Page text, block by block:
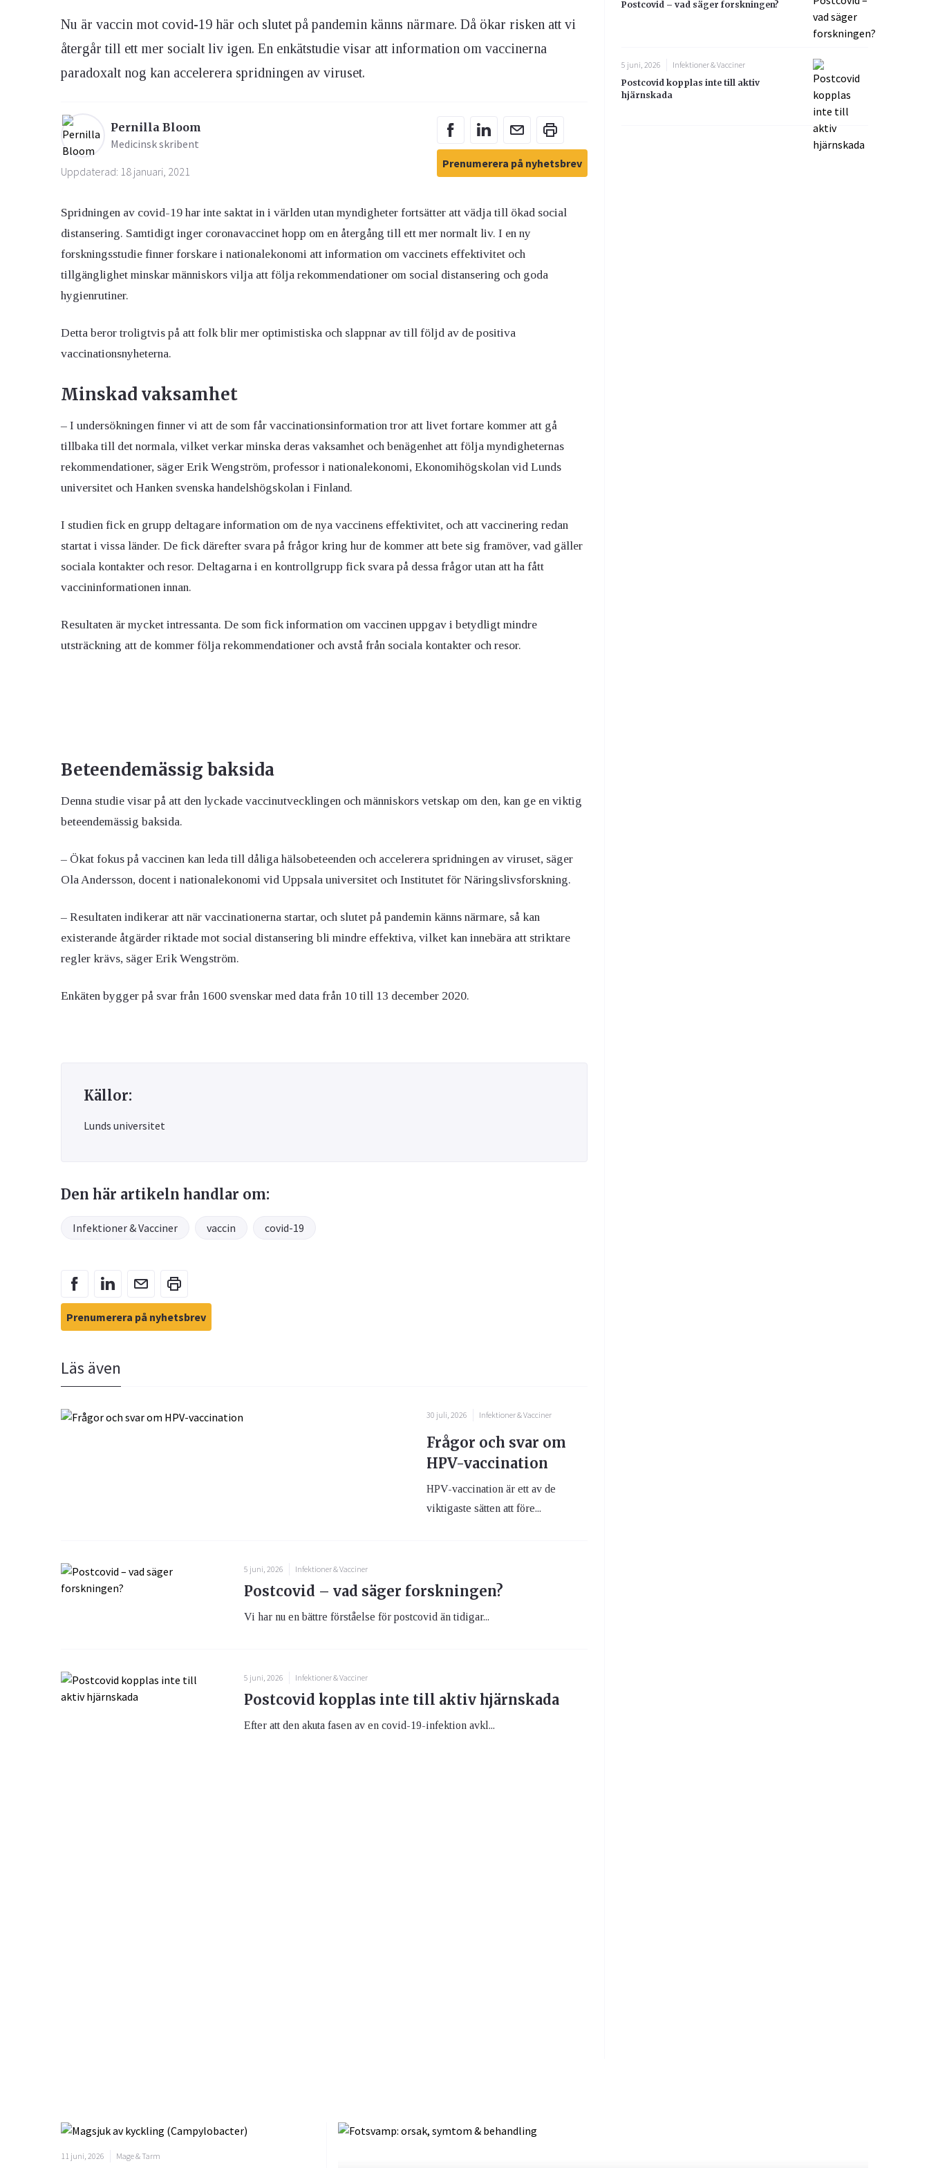
Ögon & Öron
Nu är vaccin mot covid-19 här och slutet på pandemin känns närmare. Då ökar risken att vi
återgår till ett mer socialt liv igen. En enkätstudie visar att information om vaccinerna
paradoxalt nog kan accelerera spridningen av viruset.
Pernilla Bloom
Medicinsk skribent
Uppdaterad: 18 januari, 2021
Prenumerera på nyhetsbrev
Spridningen av covid-19 har inte saktat in i världen utan myndigheter fortsätter att vädja till ökad social
distansering. Samtidigt inger coronavaccinet hopp om en återgång till ett mer normalt liv. I en ny
forskningsstudie finner forskare i nationalekonomi att information om vaccinets effektivitet och
tillgänglighet minskar människors vilja att följa rekommendationer om social distansering och goda
hygienrutiner.
Detta beror troligtvis på att folk blir mer optimistiska och slappnar av till följd av de positiva
vaccinationsnyheterna.
Minskad vaksamhet
– I undersökningen finner vi att de som får vaccinationsinformation tror att livet fortare kommer att gå
tillbaka till det normala, vilket verkar minska deras vaksamhet och benägenhet att följa myndigheternas
rekommendationer, säger Erik Wengström, professor i nationalekonomi, Ekonomihögskolan vid Lunds
universitet och Hanken svenska handelshögskolan i Finland.
I studien fick en grupp deltagare information om de nya vaccinens effektivitet, och att vaccinering redan
startat i vissa länder. De fick därefter svara på frågor kring hur de kommer att bete sig framöver, vad gäller
sociala kontakter och resor. Deltagarna i en kontrollgrupp fick svara på dessa frågor utan att ha fått
vaccininformationen innan.
Resultaten är mycket intressanta. De som fick information om vaccinen uppgav i betydligt mindre
utsträckning att de kommer följa rekommendationer och avstå från sociala kontakter och resor.
Beteendemässig baksida
Denna studie visar på att den lyckade vaccinutvecklingen och människors vetskap om den, kan ge en viktig
beteendemässig baksida.
– Ökat fokus på vaccinen kan leda till dåliga hälsobeteenden och accelerera spridningen av viruset, säger
Ola Andersson, docent i nationalekonomi vid Uppsala universitet och Institutet för Näringslivsforskning.
– Resultaten indikerar att när vaccinationerna startar, och slutet på pandemin känns närmare, så kan
existerande åtgärder riktade mot social distansering bli mindre effektiva, vilket kan innebära att striktare
regler krävs, säger Erik Wengström.
Enkäten bygger på svar från 1600 svenskar med data från 10 till 13 december 2020.
Källor:
Lunds universitet
Den här artikeln handlar om:
Infektioner & Vacciner vaccin covid-19
Prenumerera på nyhetsbrev
Läs även
30 juli, 2026 Infektioner & Vacciner
Frågor och svar om
HPV-vaccination
HPV-vaccination är ett av de
viktigaste sätten att före...
5 juni, 2026 Infektioner & Vacciner
Postcovid – vad säger forskningen?
Vi har nu en bättre förståelse för postcovid än tidigar...
5 juni, 2026 Infektioner & Vacciner
Postcovid kopplas inte till aktiv hjärnskada
Efter att den akuta fasen av en covid-19-infektion avkl...
Postcovid – vad säger forskningen?
5 juni, 2026
Infektioner & Vacciner
Postcovid kopplas inte till aktiv
hjärnskada
11 juni, 2026 Mage & Tarm